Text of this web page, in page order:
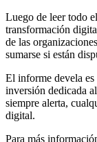
Luego de leer todo
transformación
de las
sumarse si están
El informe devela
inversión dedicada
siempre alerta,
digital.
Para más